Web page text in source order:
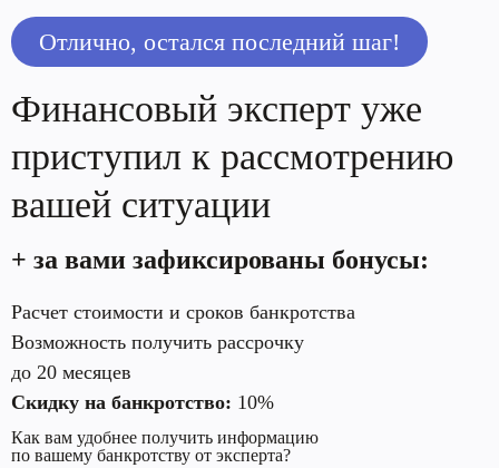
Отлично, остался последний шаг!
Финансовый эксперт уже
приступил к рассмотрению
вашей ситуации
+ за вами зафиксированы бонусы:
Расчет стоимости и сроков банкротства
Возможность получить рассрочку
до 20 месяцев
Скидку на банкротство: 10%
Как вам удобнее получить информацию
по вашему банкротству от эксперта?